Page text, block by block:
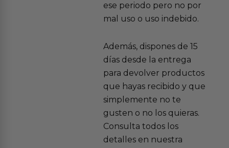
ese periodo pero no por
mal uso o uso indebido.
Además, dispones de 15
días desde la entrega
para devolver productos
que hayas recibido y que
simplemente no te
gusten o no los quieras.
Consulta todos los
detalles en nuestra